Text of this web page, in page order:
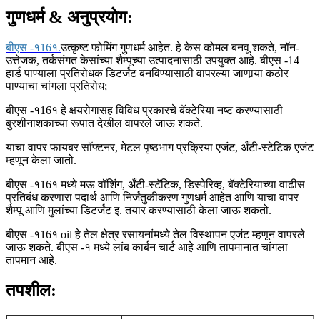
गुणधर्म& अनुप्रयोग:
बीएस -१16१.उत्कृष्ट फोमिंग गुणधर्म आहेत. हे केस कोमल बनवू शकते, नॉन-
उत्तेजक, तर्कसंगत केसांच्या शैम्पूच्या उत्पादनासाठी उपयुक्त आहे. बीएस -14
हार्ड पाण्याला प्रतिरोधक डिटर्जंट बनविण्यासाठी वापरल्या जाणार्‍या कठोर
पाण्याचा चांगला प्रतिरोध;
बीएस -१16१ हे क्षयरोगासह विविध प्रकारचे बॅक्टेरिया नष्ट करण्यासाठी
बुरशीनाशकाच्या रूपात देखील वापरले जाऊ शकते.
याचा वापर फायबर सॉफ्टनर, मेटल पृष्ठभाग प्रक्रिया एजंट, अँटी-स्टेटिक एजंट
म्हणून केला जातो.
बीएस -१16१ मध्ये मऊ वॉशिंग, अँटी-स्टॅटिक, डिस्पेरिव्ह, बॅक्टेरियाच्या वाढीस
प्रतिबंध करणारा पदार्थ आणि निर्जंतुकीकरण गुणधर्म आहेत आणि याचा वापर
शैम्पू आणि मुलांच्या डिटर्जंट इ. तयार करण्यासाठी केला जाऊ शकतो.
बीएस -१16१ oil हे तेल क्षेत्र रसायनांमध्ये तेल विस्थापन एजंट म्हणून वापरले
जाऊ शकते. बीएस -१ मध्ये लांब कार्बन चार्ट आहे आणि तापमानात चांगला
तापमान आहे.
तपशील: